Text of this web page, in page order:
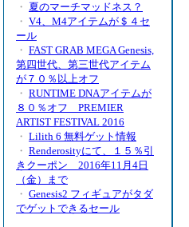
・ 夏のマーチマッドネス？
・ V4、M4アイテムが＄４セ
ール
・ FAST GRAB MEGA Genesis,
第四世代、第三世代アイテム
が７０％以上オフ
・ RUNTIME DNAアイテムが
８０％オフ PREMIER
ARTIST FESTIVAL 2016
・ Lilith 6 無料ゲット情報
・ Renderosityにて、１５％引
きクーポン 2016年11月4日
（金）まで
・ Genesis2 フィギュアがタダ
でゲットできるセール